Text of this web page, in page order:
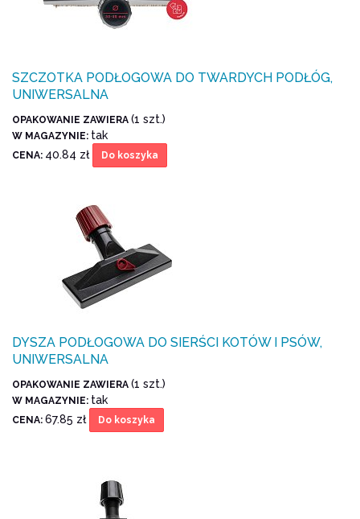
SZCZOTKA PODŁOGOWA DO TWARDYCH PODŁÓG,
UNIWERSALNA
OPAKOWANIE ZAWIERA (1 szt.)
W MAGAZYNIE: tak
CENA: 40.84 zł Do koszyka
DYSZA PODŁOGOWA DO SIERŚCI KOTÓW I PSÓW,
UNIWERSALNA
OPAKOWANIE ZAWIERA (1 szt.)
W MAGAZYNIE: tak
CENA: 67.85 zł Do koszyka